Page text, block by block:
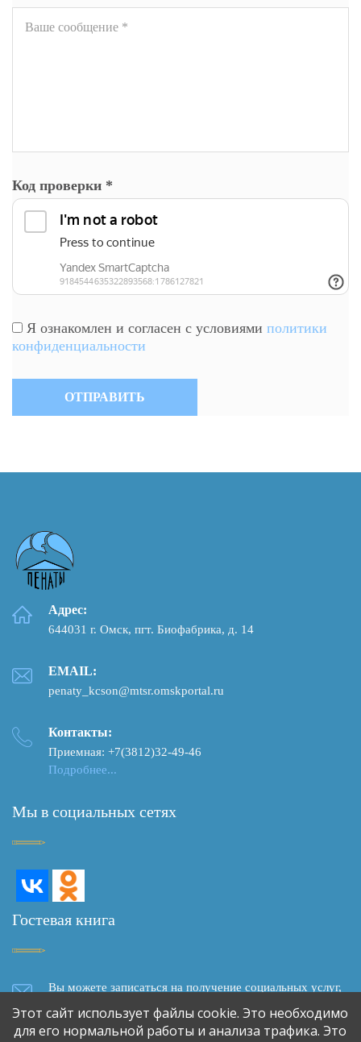
Код проверки *
Я ознакомлен и согласен с условиями политики
конфиденциальности
Адрес:
644031 г. Омск, пгт. Биофабрика, д. 14
EMAIL:
penaty_kcson@mtsr.omskportal.ru
Контакты:
Приемная: +7(3812)32-49-46
Подробнее...
Мы в социальных сетях
Гостевая книга
Вы можете записаться на получение социальных услуг,
задать вопрос, написать отзыв о качестве социального
обслуживания, сделать предложение о сотрудничестве,
Этот сайт использует файлы cookie. Это необходимо
для его нормальной работы и анализа трафика. Это